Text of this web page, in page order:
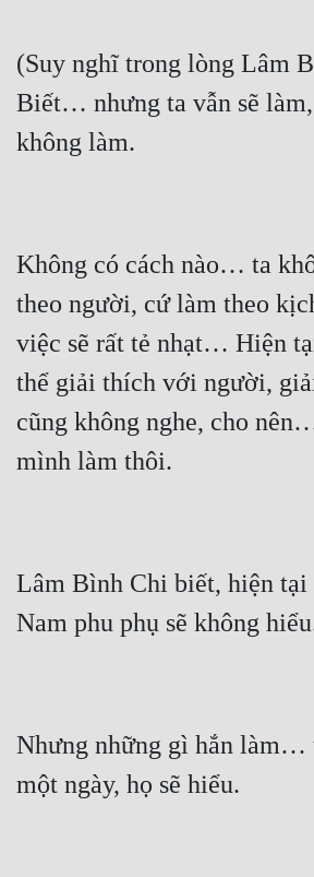
(Suy nghĩ trong lòng Lâm
Biết… nhưng ta vẫn sẽ
Không có cách nào… ta
theo người, cứ làm theo
việc sẽ rất tẻ nhạt… Hiện
thể giải thích với người,
cũng không nghe, cho
Lâm Bình Chi biết, hiện tại
Nhưng những gì hắn làm…